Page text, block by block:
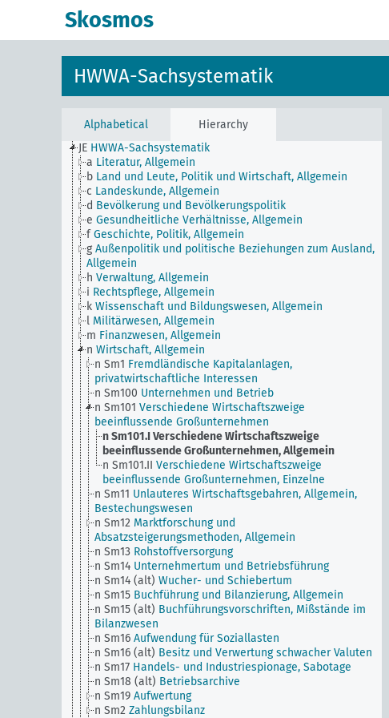
Skosmos
HWWA-Sachsystematik
Alphabetical
Hierarchy
JE HWWA-Sachsystematik
a Literatur, Allgemein
b Land und Leute, Politik und Wirtschaft, Allgemein
c Landeskunde, Allgemein
d Bevölkerung und Bevölkerungspolitik
e Gesundheitliche Verhältnisse, Allgemein
f Geschichte, Politik, Allgemein
g Außenpolitik und politische Beziehungen zum Ausland,
Allgemein
h Verwaltung, Allgemein
i Rechtspflege, Allgemein
k Wissenschaft und Bildungswesen, Allgemein
l Militärwesen, Allgemein
m Finanzwesen, Allgemein
n Wirtschaft, Allgemein
n Sm1 Fremdländische Kapitalanlagen,
privatwirtschaftliche Interessen
n Sm100 Unternehmen und Betrieb
n Sm101 Verschiedene Wirtschaftszweige
beeinflussende Großunternehmen
n Sm101.IVerschiedene Wirtschaftszweige
beeinflussende Großunternehmen, Allgemein
n Sm101.II Verschiedene Wirtschaftszweige
beeinflussende Großunternehmen, Einzelne
n Sm11 Unlauteres Wirtschaftsgebahren, Allgemein,
Bestechungswesen
n Sm12 Marktforschung und
Absatzsteigerungsmethoden, Allgemein
n Sm13 Rohstoffversorgung
n Sm14 Unternehmertum und Betriebsführung
n Sm14 (alt) Wucher- und Schiebertum
n Sm15 Buchführung und Bilanzierung, Allgemein
n Sm15 (alt) Buchführungsvorschriften, Mißstände im
Bilanzwesen
n Sm16 Aufwendung für Soziallasten
n Sm16 (alt) Besitz und Verwertung schwacher Valuten
n Sm17 Handels- und Industriespionage, Sabotage
n Sm18 (alt) Betriebsarchive
n Sm19 Aufwertung
n Sm2 Zahlungsbilanz